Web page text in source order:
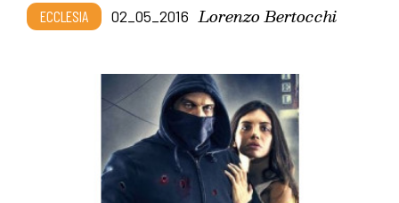
ECCLESIA 02_05_2016 Lorenzo Bertocchi